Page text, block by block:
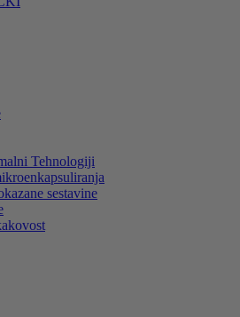
Tehnologiji
sestavine